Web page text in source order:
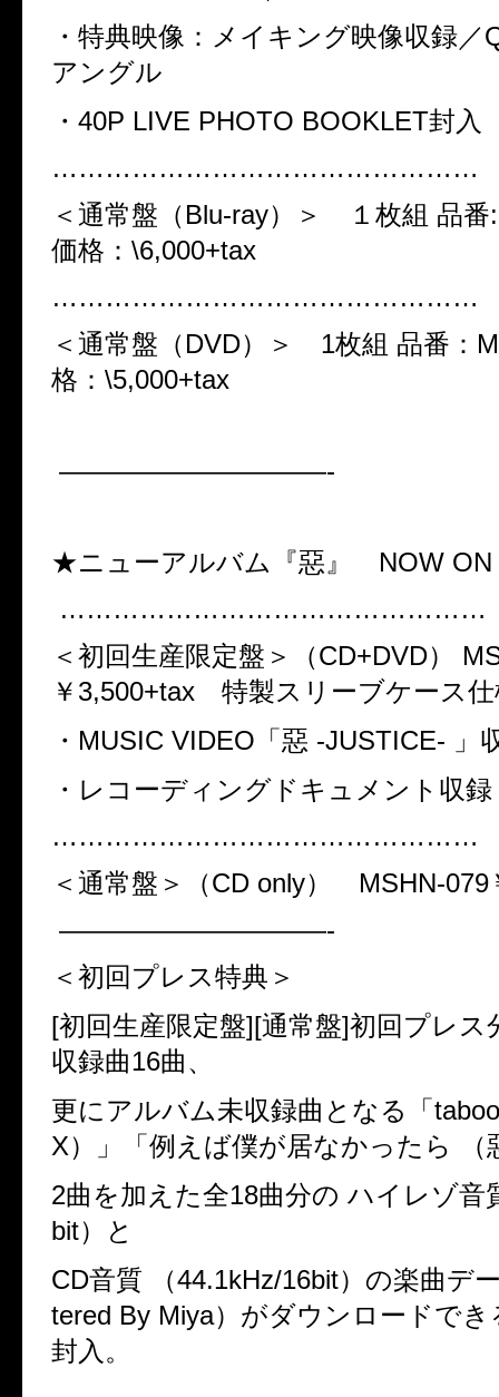
・特典映像：メイキング映像収録／
アングル
・ 40P LIVE PHOTO BOOKLET封入
…………………………………………
＜通常盤（Blu-ray）＞ １枚組 品番
価格： \6,000+tax
…………………………………………
＜通常盤（DVD）＞ 1枚組 品番：
格： \5,000+tax
——————————-
★ニューアルバム『惡』 NOW
…………………………………………
＜初回生産限定盤＞（CD+DVD）
￥ 3,500+tax 特製スリーブケース仕
・ MUSIC VIDEO 「惡 -JUSTICE- 」
・レコーディングドキュメント収録
…………………………………………
＜通常盤＞（CD only） MSHN-079
——————————-
＜初回プレス特典＞
[初回生産限定盤][通常盤]初回プレス
収録曲16曲、
更にアルバム未収録曲となる「
X）」「例えば僕が居なかったら
2曲を加えた全18曲分の ハイレゾ音
bit）と
CD音質 （44.1kHz/16bit）の楽曲デ
tered By Miya）がダウンロードで
封入。